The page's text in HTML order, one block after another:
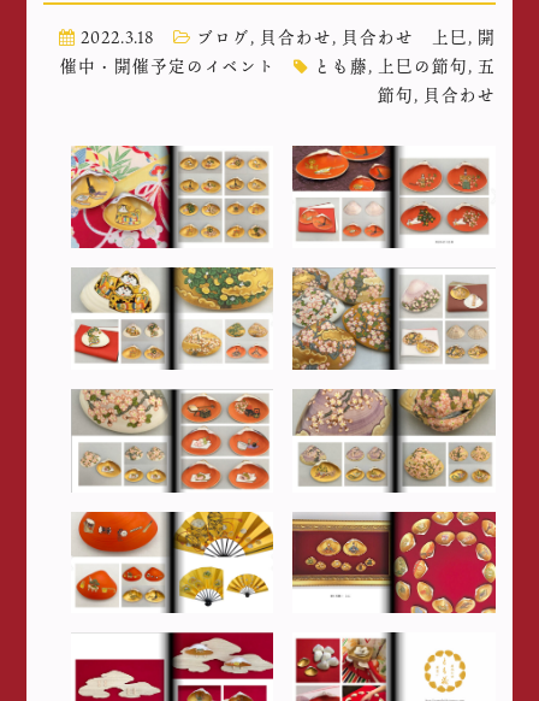
2022.3.18 ブログ, 貝合わせ, 貝合わせ 上巳, 開
催中・開催予定のイベント
とも藤, 上巳の節句, 五
節句, 貝合わせ